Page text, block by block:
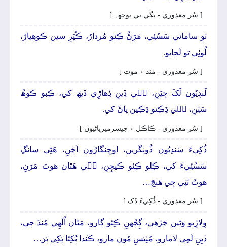
[ سُر معذوري - نڱي بي بوجهہ ]
تو سامائي سَسُئِي، مَرَڻُ ڪِئو مُردارُ، ڪُپَرِ سين ڪوھِيارُ،
لُوٺِي تو لَڄايو.
[ سُر معذوري - منڌ ۽ موت ]
لَنڊِيُون لَکَ جِيَنِ، جٖي ڏِينِ ڏِھاڙِي ڏيھَ کي، ڪِبو ڪوھُ
سَتِنِ، جٖي ڍَڪِئو ڍَڪِين پاڻَ کي.
[ سُر معذوري - ڪاڪل ۽ جيسرميرياڻيون ]
ڏُکِيءَ سَندِيُون ڏُونگَرين، اوڇِنگارُون اَچَنِ، ھَڻِي سانگِ
سَسُئِيءَ کي، ڪِلو ڪِئو ڪيچِنِ، جٖي ھَٿان ھوتَ مَرَنِ،
ھوتُ تَنِي جِي ھَنجَ…
[ سُر معذوري - ڏُکِيءَ ڏک ]
وِلاڙِيو وَڻين چَڙھي، ڳِجُهنِ ڪِئو ڳارو، مَٿان اُلَھِي مُنڌَ جي،
ڏيِنِ لَمِي لامارو، مُٺِيَسِ مُون مارو، ڪَندا بُکِئا پَکِي بَرَ…